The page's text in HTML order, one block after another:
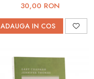
30,00 RON
ADAUGA IN COS